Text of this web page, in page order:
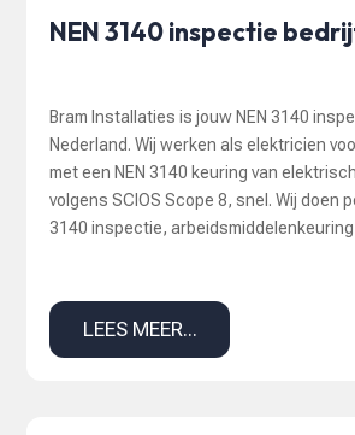
NEN 3140 inspectie
Bram Installaties is jouw NEN 3140
Nederland. Wij werken als elektricien
met een NEN 3140 keuring van
volgens SCIOS Scope 8, snel. Wij doen
3140 inspectie, arbeidsmiddelenkeuring
LEES MEER...